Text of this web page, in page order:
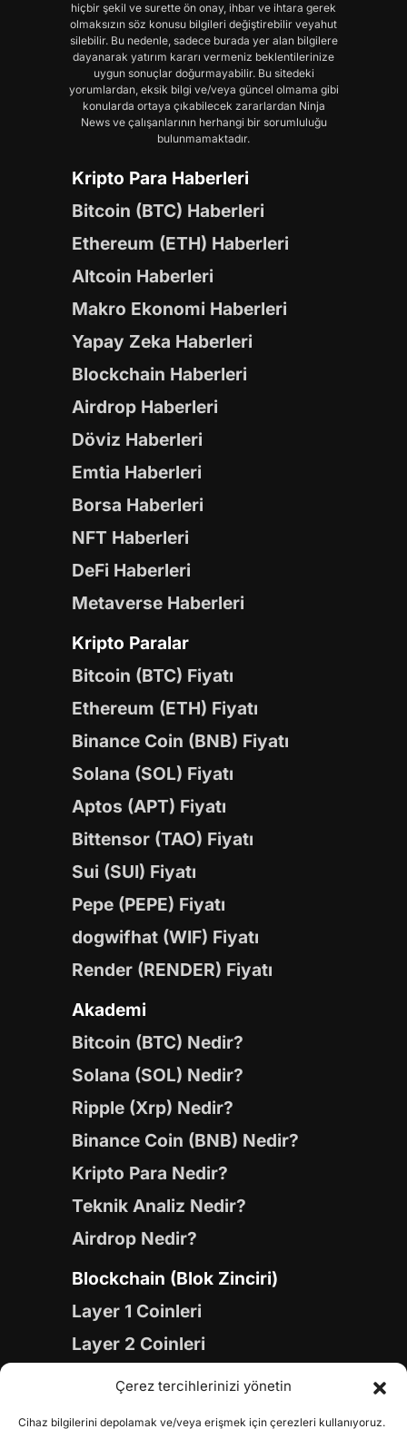
Çerez tercihlerinizi yönetin
Cihaz bilgilerini depolamak ve/veya erişmek için çerezleri kullanıyoruz.
hiçbir şekil ve surette ön onay, ihbar ve ihtara gerek
olmaksızın söz konusu bilgileri değiştirebilir veyahut
silebilir. Bu nedenle, sadece burada yer alan bilgilere
dayanarak yatırım kararı vermeniz beklentilerinize
uygun sonuçlar doğurmayabilir. Bu sitedeki
yorumlardan, eksik bilgi ve/veya güncel olmama gibi
konularda ortaya çıkabilecek zararlardan Ninja
News ve çalışanlarının herhangi bir sorumluluğu
bulunmamaktadır.
Kripto Para Haberleri
Bitcoin (BTC) Haberleri
Ethereum (ETH) Haberleri
Altcoin Haberleri
Makro Ekonomi Haberleri
Yapay Zeka Haberleri
Blockchain Haberleri
Airdrop Haberleri
Döviz Haberleri
Emtia Haberleri
Borsa Haberleri
NFT Haberleri
DeFi Haberleri
Metaverse Haberleri
Kripto Paralar
Bitcoin (BTC) Fiyatı
Ethereum (ETH) Fiyatı
Binance Coin (BNB) Fiyatı
Solana (SOL) Fiyatı
Aptos (APT) Fiyatı
Bittensor (TAO) Fiyatı
Sui (SUI) Fiyatı
Pepe (PEPE) Fiyatı
dogwifhat (WIF) Fiyatı
Render (RENDER) Fiyatı
Akademi
Bitcoin (BTC) Nedir?
Solana (SOL) Nedir?
Ripple (Xrp) Nedir?
Binance Coin (BNB) Nedir?
Kripto Para Nedir?
Teknik Analiz Nedir?
Airdrop Nedir?
Blockchain (Blok Zinciri)
Layer 1 Coinleri
Layer 2 Coinleri
Yapay Zeka (AI) Coinleri